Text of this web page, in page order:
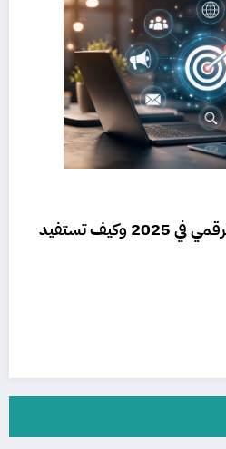
أهم اتجاهات التسويق الرقمي في 2025 وكيف تستفيد